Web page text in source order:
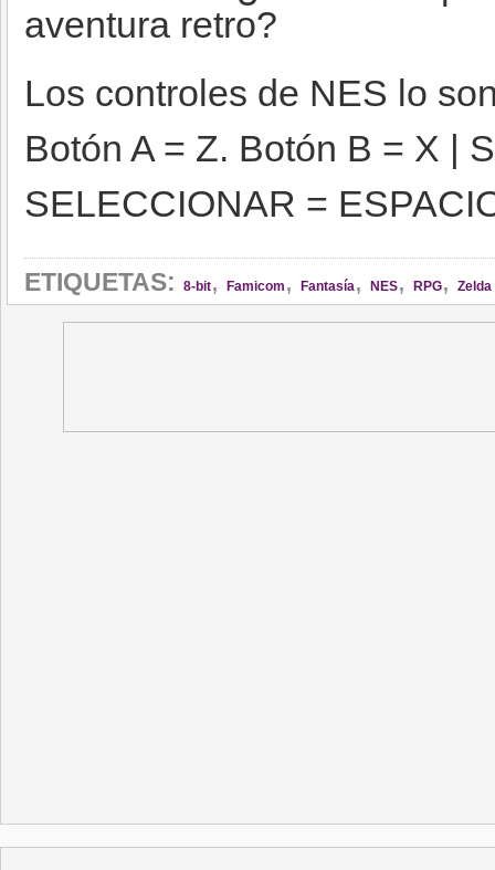
aventura retro?
Los controles de NES lo
Botón A = Z. Botón B = X |
SELECCIONAR =
ETIQUETAS: 8-bit, Famicom , Fantasía, NES, RPG, Zelda